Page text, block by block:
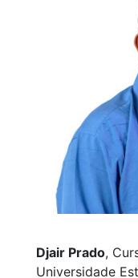
Djair Prado,
Universidade